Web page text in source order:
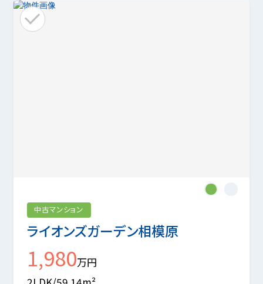
ライオンズガーデン相模原
中古マンション
1,980万円